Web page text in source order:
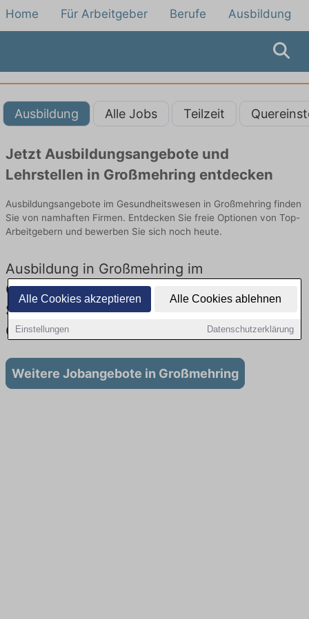
Alle Cookies akzeptieren Alle Cookies ablehnen
Einstellungen Datenschutzerklärung
Home Für Arbeitgeber Berufe Ausbildung
Ausbildung Alle Jobs Teilzeit
Jetzt Ausbildungsangebote und
Lehrstellen in Großmehring entdecken
Ausbildungsangebote im Gesundheitswesen in Großmehring finden
Sie von namhaften Firmen. Entdecken Sie freie Optionen von Top-
Arbeitgebern und bewerben Sie sich noch heute.
Ausbildung in Großmehring im
Gesundheitswesen: Aktuell gibt es keine
Stellenangebote für Ausbildung in
Großmehring
Weitere Jobangebote in Großmehring